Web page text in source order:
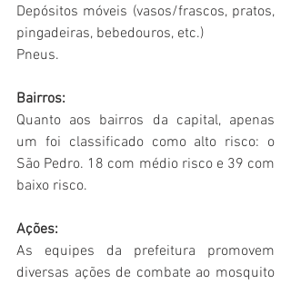
Depósitos móveis (vasos/frascos, pratos,
pingadeiras, bebedouros, etc.)
Pneus.
Bairros:
Quanto aos bairros da capital, apenas
um foi classificado como alto risco: o
São Pedro. 18 com médio risco e 39 com
baixo risco.
Ações:
As equipes da prefeitura promovem
diversas ações de combate ao mosquito